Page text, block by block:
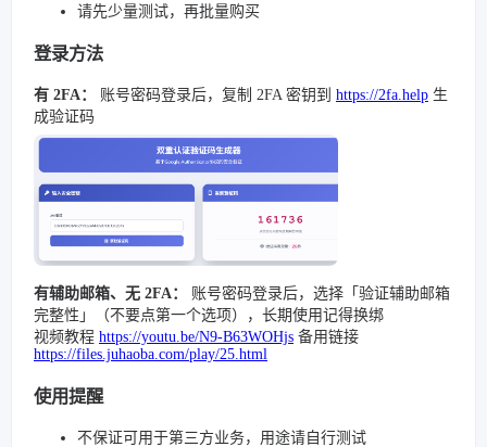
请先少量测试，再批量购买
登录方法
有 2FA： 账号密码登录后，复制 2FA 密钥到 https://2fa.help 生
成验证码
有辅助邮箱、无 2FA：
账号密码登录后，选择「验证辅助邮箱
完整性」（不要点第一个选项），长期使用记得换绑
视频教程 https://youtu.be/N9-B63WOHjs 备用链接
https://files.juhaoba.com/play/25.html
使用提醒
不保证可用于第三方业务，用途请自行测试